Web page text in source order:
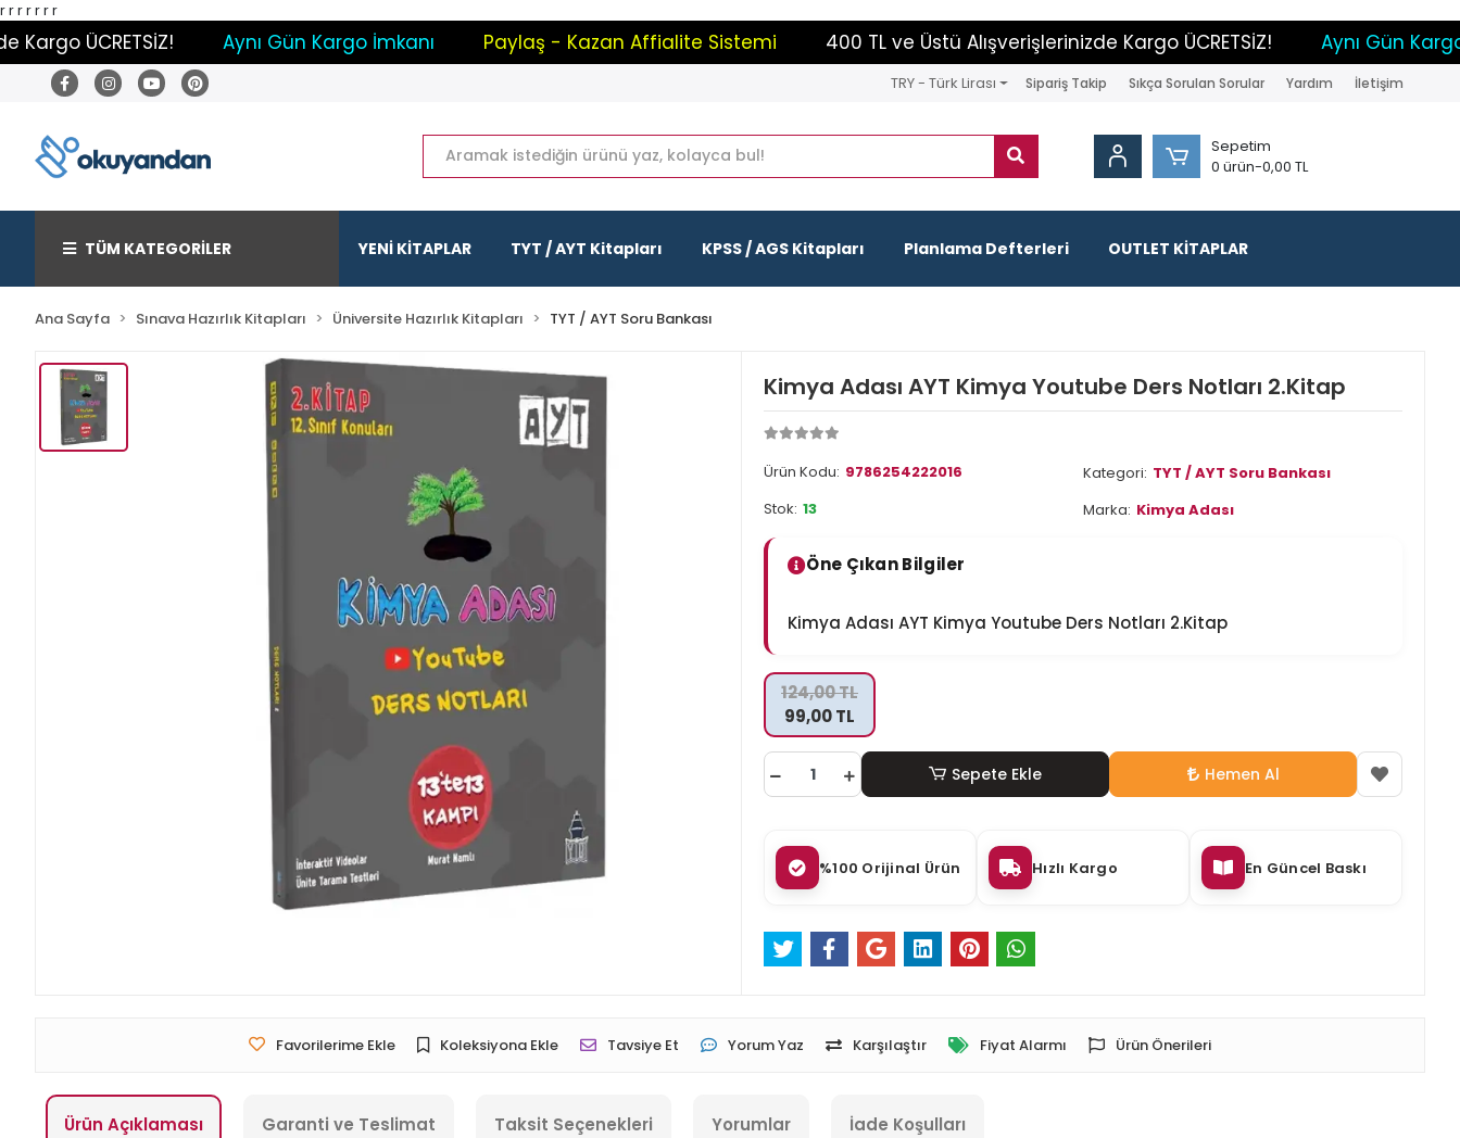
rrrrr r r
ÜCRETSİZ! Aynı Gün Kargo İmkanı Paylaş - Kazan Affialite Sistemi 400 TL ve Üstü Alışverişlerinizde Kargo ÜCRETSİZ! Aynı Gün Kargo
TRY - Türk Lirası Sipariş Takip Sıkça Sorulan Sorular Yardım İletişim
Sepetim
0 ürün-0,00 TL
TÜM KATEGORİLER YENİ KİTAPLAR TYT / AYT Kitapları KPSS / AGS Kitapları Planlama Defterleri OUTLET KİTAPLAR
Ana Sayfa Sınava Hazırlık Kitapları Üniversite Hazırlık Kitapları TYT / AYT Soru Bankası
Kimya Adası AYT Kimya Youtube Ders Notları 2.Kitap
Ürün Kodu: 9786254222016 Kategori: TYT / AYT Soru Bankası
Stok: 13 Marka: Kimya Adası
Öne Çıkan Bilgiler
Kimya Adası AYT Kimya Youtube Ders Notları 2.Kitap
124,00 TL
99,00 TL
Sepete Ekle Hemen Al
%100 Orijinal Ürün Hızlı Kargo En Güncel Baskı
Favorilerime Ekle Koleksiyona Ekle Tavsiye Et Yorum Yaz Karşılaştır Fiyat Alarmı Ürün Önerileri
Ürün Açıklaması Garanti ve Teslimat Taksit Seçenekleri Yorumlar İade Koşulları